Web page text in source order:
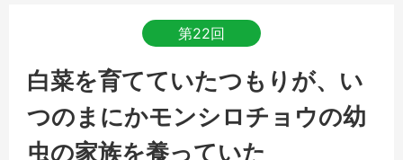
第22回
白菜を育てていたつもりが、い
つのまにかモンシロチョウの幼
虫の家族を養っていた